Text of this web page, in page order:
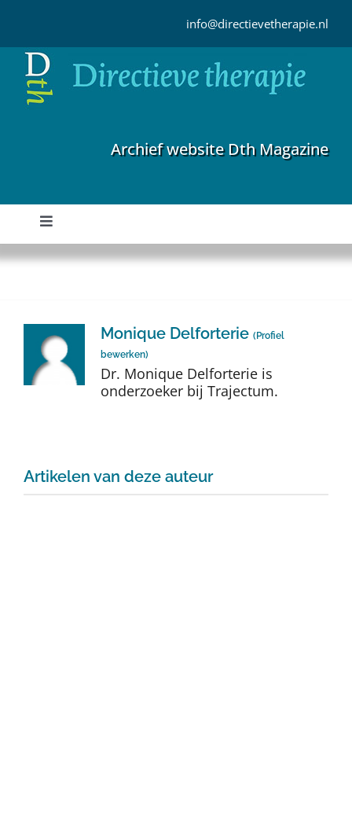
inhoud
info@directievetherapie.nl
Archief website Dth Magazine
Toggle
Navigation
Home
Auteurs
Over Dth
Monique Delforterie ( Profiel
bewerken)
Dr. Monique Delforterie is
onderzoeker bij Trajectum.
Artikelen van deze auteur